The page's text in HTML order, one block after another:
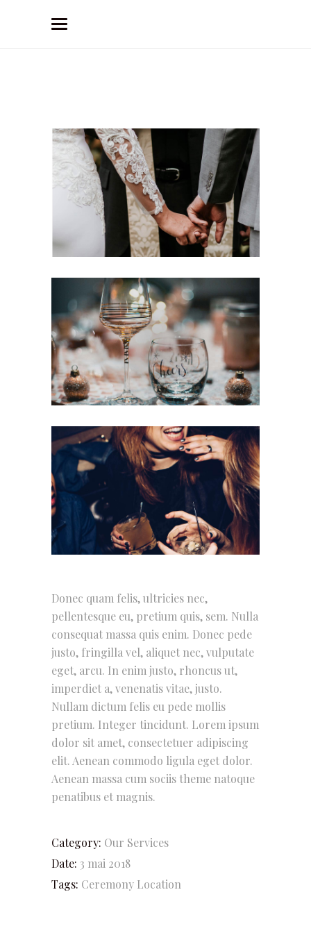
Donec quam felis, ultricies nec,
pellentesque eu, pretium quis, sem. Nulla
consequat massa quis enim. Donec pede
justo, fringilla vel, aliquet nec, vulputate
eget, arcu. In enim justo, rhoncus ut,
imperdiet a, venenatis vitae, justo.
Nullam dictum felis eu pede mollis
pretium. Integer tincidunt. Lorem ipsum
dolor sit amet, consectetuer adipiscing
elit. Aenean commodo ligula eget dolor.
Aenean massa cum sociis theme natoque
penatibus et magnis.
Category: Our Services
Date: 3 mai 2018
Tags: Ceremony Location